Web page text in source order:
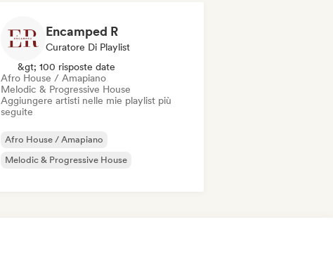
Encamped R
Curatore Di Playlist
&gt; 100 risposte date
Afro House / Amapiano
Melodic & Progressive House
Aggiungere artisti nelle mie playlist più
seguite
Afro House / Amapiano
Melodic & Progressive House